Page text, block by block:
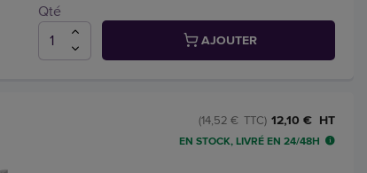
Qté
AJOUTER
12,10 € HT
(14,52 € TTC)
EN STOCK, LIVRÉ EN 24/48H